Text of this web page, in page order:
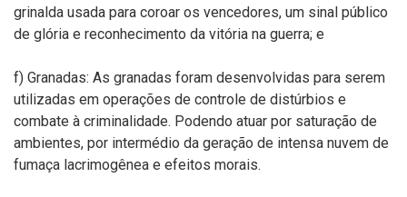
grinalda usada para coroar os vencedores, um sinal público
de glória e reconhecimento da vitória na guerra; e
f) Granadas: As granadas foram desenvolvidas para serem
utilizadas em operações de controle de distúrbios e
combate à criminalidade. Podendo atuar por saturação de
ambientes, por intermédio da geração de intensa nuvem de
fumaça lacrimogênea e efeitos morais.